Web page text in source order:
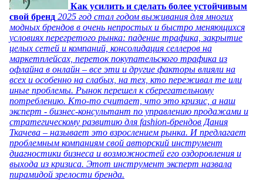
Как усилить и сделать более устойчивым
свой бренд 2025 год стал годом выживания для многих
модных брендов в очень непростых и быстро меняющихся
условиях перегретого рынка: падение трафика, закрытие
целых сетей и компаний, консолидация селлеров на
маркетплейсах, переток покупательского трафика из
офлайна в онлайн – все эти и другие факторы влияли на
всех и особенно на слабых, на тех, кто переживал те или
иные проблемы. Рынок перешел к сберегательному
потреблению. Кто-то считает, что это кризис, а наш
эксперт - бизнес-консультант по управлению продажами и
стратегическому развитию для fashion-брендов Дания
Ткачева – называет это взрослением рынка. И предлагает
проблемным компаниям свой авторский инструмент
диагностики бизнеса и возможностей его оздоровления и
выхода из кризиса. Этот инструмент эксперт назвала
пирамидой зрелости бренда.